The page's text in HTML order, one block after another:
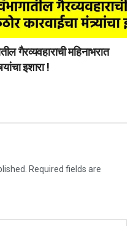
गैरव्यवहाराची महिनाभरात
इशारा !
Required fields are